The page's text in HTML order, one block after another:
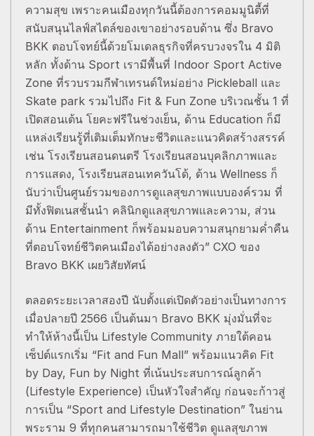
ความสุข เพราะคนเมืองทุกวันนี้ต้องการคอมมูนิตี้ที่
สนับสนุนไลฟ์สไตล์ของเขาอย่างรอบด้าน ซึ่ง Bravo
BKK ตอบโจทย์นี้ด้วยโมเดลธุรกิจที่ครบวงจรใน 4 มิติ
หลัก ทั้งด้าน Sport เรามีพื้นที่ Indoor Sport Active
Zone ที่รวบรวมกีฬาเทรนด์ใหม่อย่าง Pickleball และ
Skate park รวมไปถึง Fit & Fun Zone บริเวณชั้น 1 ที่
เปิดสอนเต้น โยคะฟรีในช่วงเย็น, ด้าน Education ก็มี
แหล่งเรียนรู้ที่เติมเต็มทักษะชีวิตและแนวคิดสร้างสรรค์
เช่น โรงเรียนสอนดนตรี โรงเรียนสอนบุคลิกภาพและ
การแสดง, โรงเรียนสอนเทควันโด้, ด้าน Wellness ก็
นับว่าเป็นศูนย์รวมของการดูแลสุขภาพแบบองค์รวม ที่
มีทั้งฟิตเนสชั้นนำ คลินิกดูแลสุขภาพและความ, ส่วน
ด้าน Entertainment ก็พร้อมมอบความสนุกยามค่ำคืน
ที่ตอบโจทย์ชีวิตคนเมืองได้อย่างลงตัว” CXO ของ
Bravo BKK เผยวิสัยทัศน์
ตลอดระยะเวลาสองปี นับตั้งแต่เปิดตัวอย่างเป็นทางการ
เมื่อปลายปี 2566 เป็นต้นมา Bravo BKK มุ่งมั่นที่จะ
ทำให้ห้างนี้เป็น Lifestyle Community ภายใต้คอน
เซ็ปต์แรกเริ่ม “Fit and Fun Mall” พร้อมแนวคิด Fit
by Day, Fun by Night ที่เน้นประสบการณ์ลูกค้า
(Lifestyle Experience) เป็นหัวใจสำคัญ ก่อนจะก้าวสู่
การเป็น “Sport and Lifestyle Destination” ในย่าน
พระราม 9 ที่ทุกคนสามารถมาใช้ชีวิต ดูแลสุขภาพ